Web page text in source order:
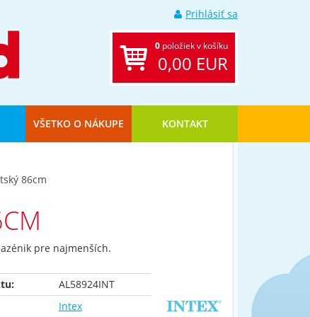
Prihlásiť sa
0 položiek v košíku
0,00 EUR
VŠETKO O NÁKUPE KONTAKT
86cm
pre najmenších.
AL58924INT
Intex